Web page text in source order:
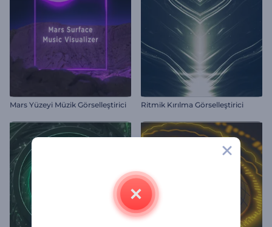
Mars Yüzeyi Müzik Görselleştirici Ritmik Kırılma Görselleştirici